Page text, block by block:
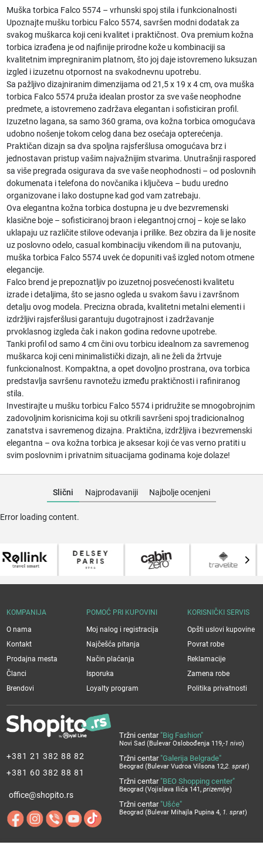
Muška torbica Falco 5574– vrhunski spoj stila i funkcionalnosti
Upoznajte mušku torbicu Falco 5574, savršen modni dodatak za
svakog muškarca koji ceni kvalitet i praktičnost. Ova premium kožna
torbica izrađena je od najfinije prirodne kože u kombinaciji sa
kvalitetnim impregniranim platnom, što joj daje istovremeno luksuzan
izgled i izuzetnu otpornost na svakodnevnu upotrebu.
Sa pažljivo dizajniranim dimenzijama od 21,5 x 19 x 4 cm, ova muška
torbica Falco 5574pruža idealan prostor za sve vaše neophodne
predmete, a istovremeno zadržava elegantan i sofisticiran profil.
Izuzetno lagana, sa samo 360 grama, ova kožna torbica omogućava
udobno nošenje tokom celog dana bez osećaja opterećenja.
Praktičan dizajn sa dva spoljna rajsferšlusa omogućava brz i
jednostavan pristup vašim najvažnijim stvarima. Unutrašnji raspored
sa više pregrada osigurava da sve vaše neophodnosti – od poslovnih
dokumenata i telefona do novčanika i ključeva – budu uredno
organizovane i lako dostupne kad god vam zatrebaju.
Ova elegantna kožna torbica dostupna je u dve bezvremenski
klasične boje – sofisticiranoj braon i elegantnoj crnoj – koje se lako
uklapaju uz različite stilove odevanja i prilike. Bez obzira da li je nosite
uz poslovno odelo, casual kombinaciju vikendom ili na putovanju,
muška torbica Falco 5574uvek će dopuniti vaš izgled notom otmene
elegancije.
Falco brend je prepoznatljiv po izuzetnoj posvećenosti kvalitetu
izrade i detaljima, što se jasno ogleda u svakom šavu i završnom
detalju ovog modela. Precizna obrada, kvalitetni metalni elementi i
izdržljivi rajsferšlusi garantuju dugotrajnost i zadržavanje
prvoklasnog izgleda čak i nakon godina redovne upotrebe.
Tanki profil od samo 4 cm čini ovu torbicu idealnom za savremenog
muškarca koji ceni minimalistički dizajn, ali ne želi da žrtvuje
funkcionalnost. Kompaktna, a opet dovoljno prostrana, ova torbica
predstavlja savršenu ravnotežu između praktičnosti i rafiniranog
stila.
Investirajte u mušku torbicu Falco 5574i pridružite se mnogobrojnim
zadovoljnim korisnicima koji su otkrili savršeni spoj tradicionalnog
zanatstva i savremenog dizajna. Praktična, izdržljiva i bezvremenski
elegantna – ova kožna torbica je aksesar koji će vas verno pratiti u
svim poslovnim i privatnim situacijama godinama koje dolaze!
Slični Najprodavaniji Najbolje ocenjeni
Error loading content.
+381 21 382 88 82
+381 60 382 88 81
office@shopito.rs
Tržni centar "Big Fashion"
Novi Sad (Bulevar Oslobođenja 119,-1 nivo)
Tržni centar "Galerija Belgrade"
Beograd (Bulevar Vudroa Vilsona 12,2. sprat)
Tržni centar "BEO Shopping center"
Beograd (Vojislava Ilića 141, prizemlje)
Tržni centar "Ušće"
Beograd (Bulevar Mihajla Pupina 4, 1. sprat)
KOMPANIJA
O nama
Kontakt
Prodajna mesta
Članci
Brendovi
POMOĆ PRI KUPOVINI
Moj nalog i registracija
Najčešća pitanja
Način plaćanja
Isporuka
Loyalty program
KORISNIČKI SERVIS
Opšti uslovi kupovine
Povrat robe
Reklamacije
Zamena robe
Politika privatnosti